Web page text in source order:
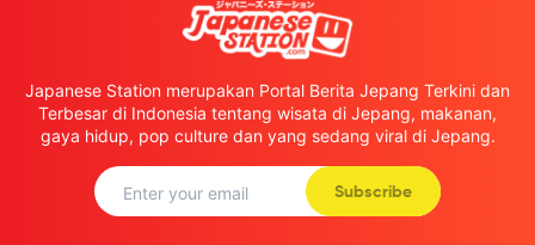
Japanese Station merupakan Portal Berita Jepang Terkini dan
Terbesar di Indonesia tentang wisata di Jepang, makanan,
gaya hidup, pop culture dan yang sedang viral di Jepang.
Subscribe